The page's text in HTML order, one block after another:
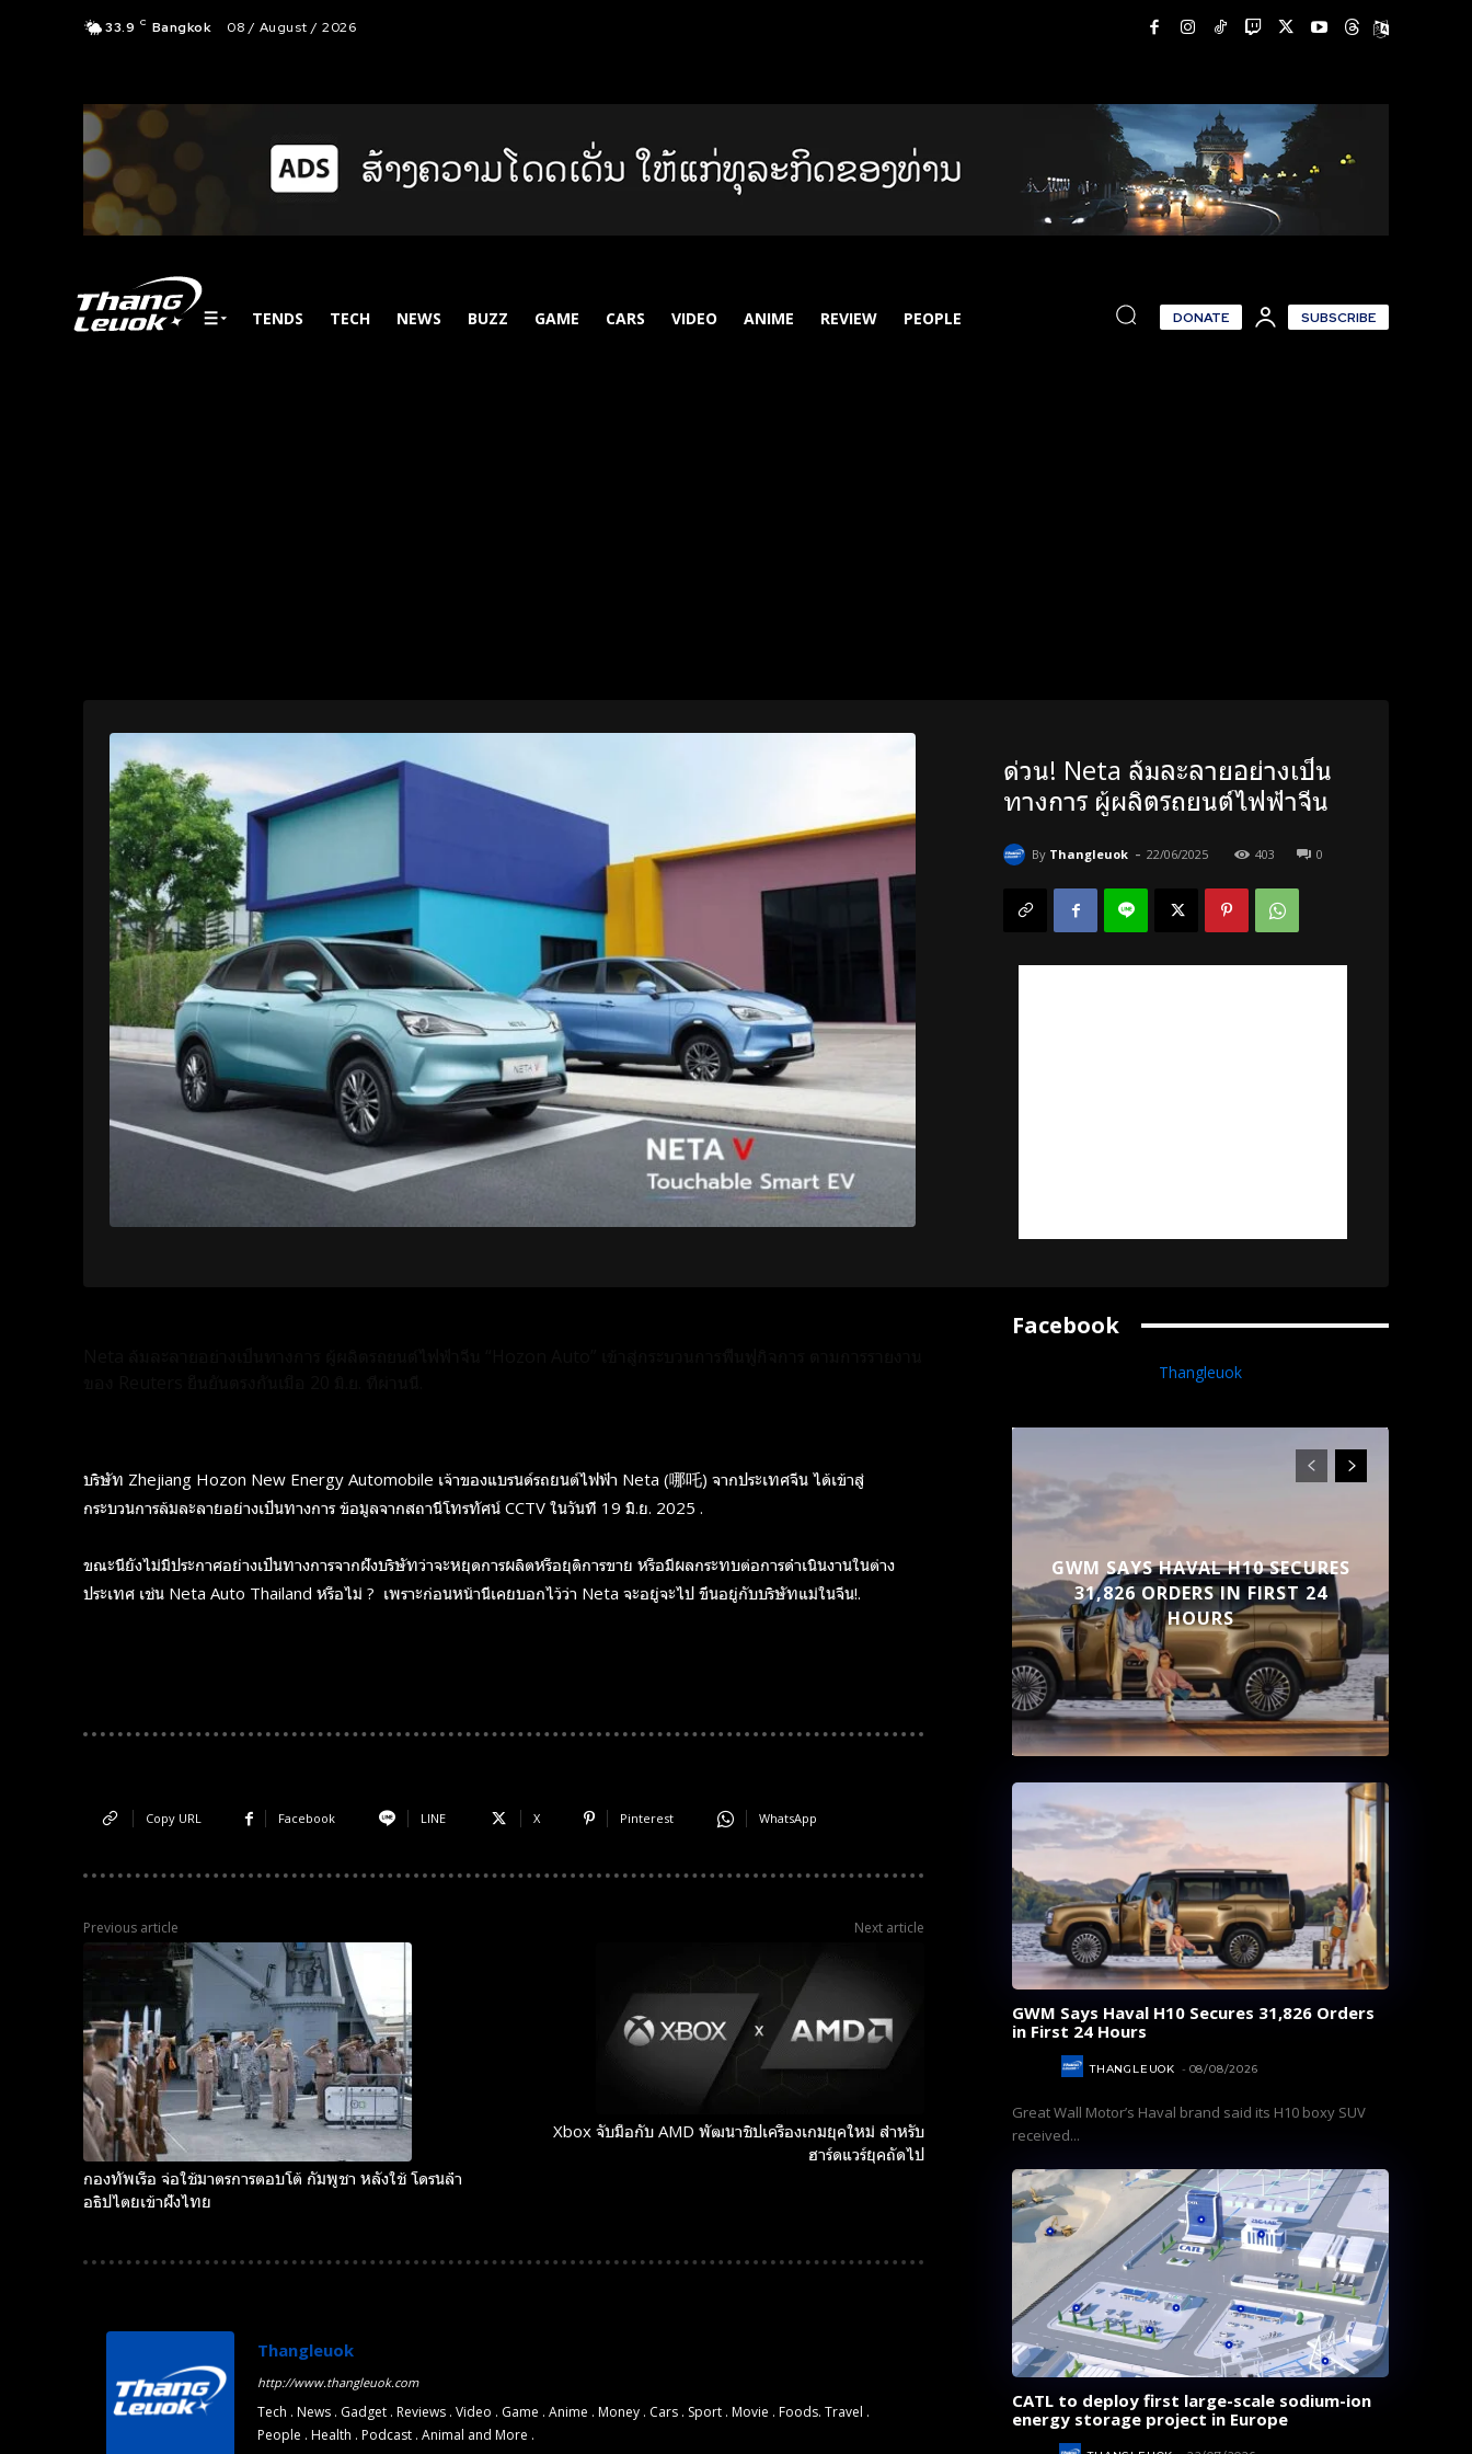
Subscribe now
premium
content
Free
15 Day
Subscribe now
premium
content
Free
15 Day
33.9 C Bangkok 08 / August / 2026
TENDS TECH NEWS BUZZ GAME CARS VIDEO ANIME REVIEW PEOPLE DONATE SUBSCRIBE
ด่วน! Neta ล้มละลายอย่างเป็น
ทางการ ผู้ผลิตรถยนต์ไฟฟ้าจีน
By Thangleuok - 22/06/2025 403 0
บริษัท Zhejiang Hozon New Energy Automobile เจ้าของแบรนด์รถยนต์ไฟฟ้า Neta (哪吒) จากประเทศจีน ได้เข้าสู่
กระบวนการล้มละลายอย่างเป็นทางการ ข้อมูลจากสถานีโทรทัศน์ CCTV ในวันที่ 19 มิ.ย. 2025 .
ขณะนี้ยังไม่มีประกาศอย่างเป็นทางการจากฝั่งบริษัทว่าจะหยุดการผลิตหรือยุติการขาย หรือมีผลกระทบต่อการดำเนินงานในต่าง
ประเทศ เช่น Neta Auto Thailand หรือไม่ ? เพราะก่อนหน้านี้เคยบอกไว้ว่า Neta จะอยู่จะไป ขึ้นอยู่กับบริษัทแม่ในจีน!.
Copy URL Facebook LINE X Pinterest WhatsApp
Previous article
กองทัพเรือ จ่อใช้มาตรการตอบโต้ กัมพูชา หลังใช้ โดรนล้ำ
อธิปไตยเข้าฝั่งไทย
Next article
Xbox จับมือกับ AMD พัฒนาชิปเครื่องเกมยุคใหม่ สำหรับ
ฮาร์ดแวร์ยุคถัดไป
Thangleuok
http://www.thangleuok.com
Tech . News . Gadget . Reviews . Video . Game . Anime . Money . Cars . Sport . Movie . Foods. Travel .
People . Health . Podcast . Animal and More .
Facebook
Thangleuok
GWM SAYS HAVAL H10 SECURES
31,826 ORDERS IN FIRST 24
HOURS
GWM Says Haval H10 Secures 31,826 Orders
in First 24 Hours
THANGLEUOK - 08/08/2026
Great Wall Motor’s Haval brand said its H10 boxy SUV
received...
CATL to deploy first large-scale sodium-ion
energy storage project in Europe